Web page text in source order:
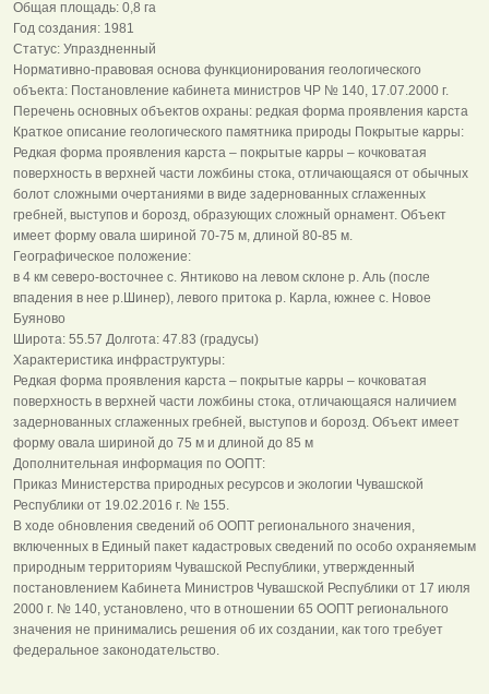
Общая площадь: 0,8 га
Год создания: 1981
Статус: Упраздненный
Нормативно-правовая основа функционирования геологического
объекта: Постановление кабинета министров ЧР № 140, 17.07.2000 г.
Перечень основных объектов охраны: редкая форма проявления карста
Краткое описание геологического памятника природы Покрытые карры:
Редкая форма проявления карста – покрытые карры – кочковатая
поверхность в верхней части ложбины стока, отличающаяся от обычных
болот сложными очертаниями в виде задернованных сглаженных
гребней, выступов и борозд, образующих сложный орнамент. Объект
имеет форму овала шириной 70-75 м, длиной 80-85 м.
Географическое положение:
в 4 км северо-восточнее с. Янтиково на левом склоне р. Аль (после
впадения в нее р.Шинер), левого притока р. Карла, южнее с. Новое
Буяново
Широта: 55.57 Долгота: 47.83 (градусы)
Характеристика инфраструктуры:
Редкая форма проявления карста – покрытые карры – кочковатая
поверхность в верхней части ложбины стока, отличающаяся наличием
задернованных сглаженных гребней, выступов и борозд. Объект имеет
форму овала шириной до 75 м и длиной до 85 м
Дополнительная информация по ООПТ:
Приказ Министерства природных ресурсов и экологии Чувашской
Республики от 19.02.2016 г. № 155.
В ходе обновления сведений об ООПТ регионального значения,
включенных в Единый пакет кадастровых сведений по особо охраняемым
природным территориям Чувашской Республики, утвержденный
постановлением Кабинета Министров Чувашской Республики от 17 июля
2000 г. № 140, установлено, что в отношении 65 ООПТ регионального
значения не принимались решения об их создании, как того требует
федеральное законодательство.